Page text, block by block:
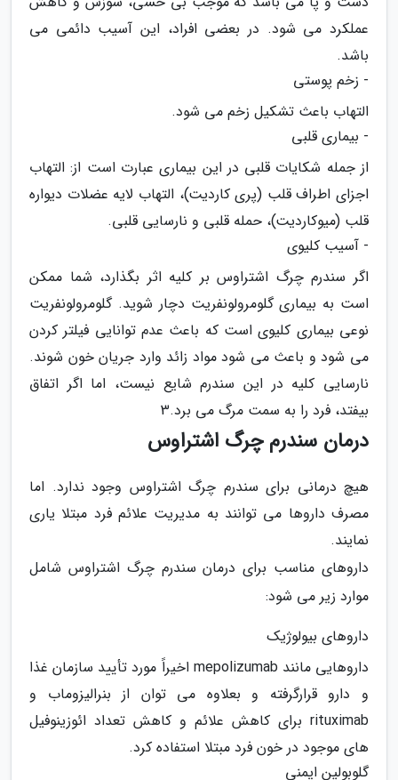
عملکرد می شود. در بعضی افراد، این آسیب دائمی می
باشد.
- زخم پوستی
التهاب باعث تشکیل زخم می شود.
- بیماری قلبی
از جمله شکایات قلبی در این بیماری عبارت است از: التهاب
اجزای اطراف قلب (پری کاردیت)، التهاب لایه عضلات دیواره
قلب (میوکاردیت)، حمله قلبی و نارسایی قلبی.
- آسیب کلیوی
اگر سندرم چرگ اشتراوس بر کلیه اثر بگذارد، شما ممکن
است به بیماری گلومرولونفریت دچار شوید. گلومرولونفریت
نوعی بیماری کلیوی است که باعث عدم توانایی فیلتر کردن
می شود و باعث می شود مواد زائد وارد جریان خون شوند.
نارسایی کلیه در این سندرم شایع نیست، اما اگر اتفاق
بیفتد، فرد را به سمت مرگ می برد.3
درمان سندرم چرگ اشتراوس
هیچ درمانی برای سندرم چرگ اشتراوس وجود ندارد. اما
مصرف داروها می توانند به مدیریت علائم فرد مبتلا یاری
نمایند.
داروهای مناسب برای درمان سندرم چرگ اشتراوس شامل
موارد زیر می شود:
داروهای بیولوژیک
داروهایی مانند mepolizumab اخیراً مورد تأیید سازمان غذا
و دارو قرارگرفته و بعلاوه می توان از بنرالیزوماب و
rituximab برای کاهش علائم و کاهش تعداد ائوزینوفیل
های موجود در خون فرد مبتلا استفاده کرد.
گلوبولین ایمنی